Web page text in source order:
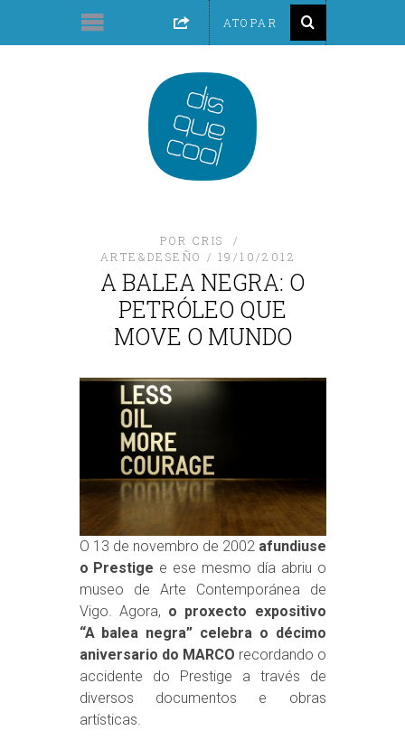
POR CRIS
ARTE&DESEÑO
19/10/2012
A BALEA NEGRA: O
PETRÓLEO QUE
MOVE O MUNDO
O 13 de novembro de 2002 afundiuse
o Prestige e ese mesmo día abriu o
museo de Arte Contemporánea de
Vigo. Agora, o proxecto expositivo
“A balea negra” celebra o décimo
aniversario do MARCO recordando o
accidente do Prestige a través de
diversos documentos e obras
artísticas.